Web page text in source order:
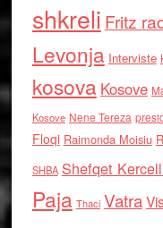
shkreli Fritz
Levonja Interviste
kosova Kosove
Kosove Nene Tereza
Floqi Raimonda Moisiu
SHBA Shefqet
Paja Thaci Vatra